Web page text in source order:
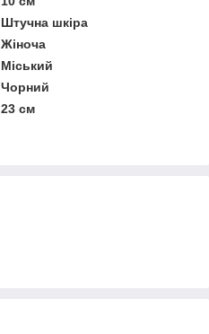
Штучна шкіра
Жіноча
Міський
Чорний
23 см